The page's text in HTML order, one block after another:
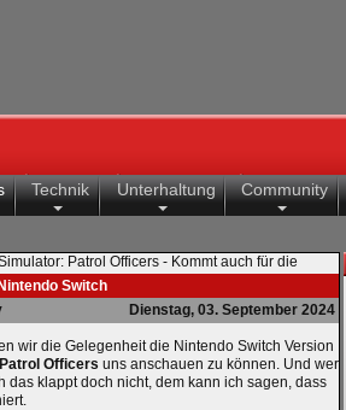
Technik Unterhaltung Community
Patrol Officers - Kommt auch für die
Switch
Dienstag, 03. September 2024
wir die Gelegenheit die Nintendo Switch Version
Officers uns anschauen zu können. Und wer
das klappt doch nicht, dem kann ich sagen, dass